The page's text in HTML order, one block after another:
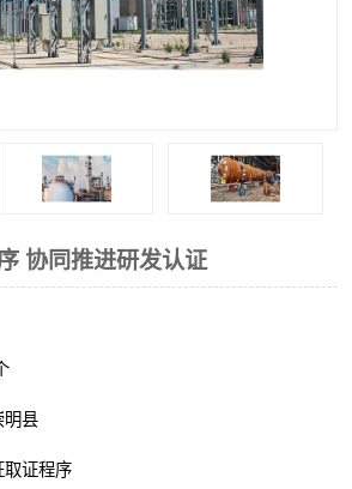
协同推进研发认证
明县
取证程序